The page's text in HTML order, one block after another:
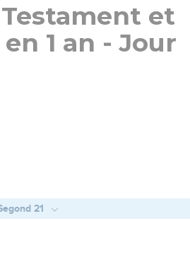
et
1 an - Jour
21